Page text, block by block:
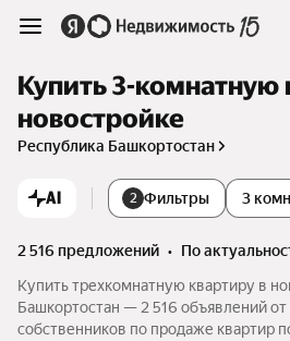
Купить 3-комнатную
новостройке
Республика Башкортостан
AI 2 Фильтры 3
2 516 предложений •
по
Купить трехкомнатную квартиру в
Башкортостан — 2 516 объявлений от
собственников по продаже квартир